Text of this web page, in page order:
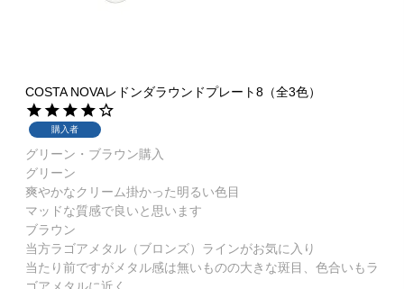
COSTA NOVAレドンダラウンドプレート8（全3色）
購入者
グリーン・ブラウン購入
グリーン
爽やかなクリーム掛かった明るい色目
マッドな質感で良いと思います
ブラウン
当方ラゴアメタル（ブロンズ）ラインがお気に入り
当たり前ですがメタル感は無いものの大きな斑目、色合いもラ